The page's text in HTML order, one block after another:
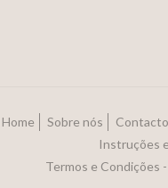
Home Sobre nós
Instruções
Termos e Condições